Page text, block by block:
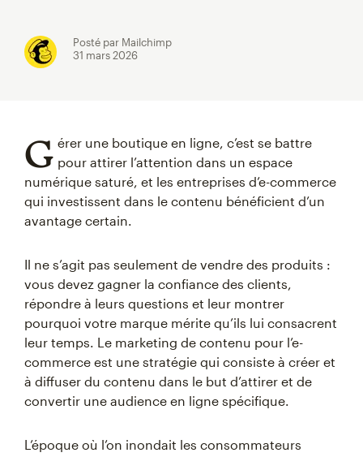
Posté par Mailchimp
31 mars 2026
G érer une boutique en ligne, c’est se battre
pour attirer l’attention dans un espace
numérique saturé, et les entreprises d’e-commerce
qui investissent dans le contenu bénéficient d’un
avantage certain.
Il ne s’agit pas seulement de vendre des produits :
vous devez gagner la confiance des clients,
répondre à leurs questions et leur montrer
pourquoi votre marque mérite qu’ils lui consacrent
leur temps. Le marketing de contenu pour l’e-
commerce est une stratégie qui consiste à créer et
à diffuser du contenu dans le but d’attirer et de
convertir une audience en ligne spécifique.
L’époque où l’on inondait les consommateurs